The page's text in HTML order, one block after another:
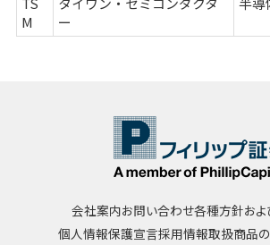
M
ー
会社案内お問い合わせ各種方針お
個人情報保護宣言採用情報取扱商品